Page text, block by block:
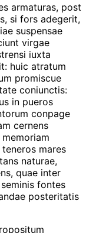
armaturas, post
si fors adegerit,
suspensae
virgae
iuxta
huic atratum
promiscue
coniunctis:
in pueros
conpage
cernens
mares
naturae,
quae inter
fontes
posteritatis